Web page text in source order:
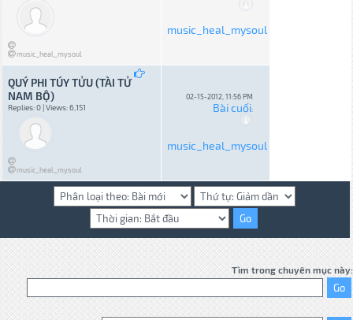
music_heal_mysoul
music_heal_mysoul
QUÝ PHI TÚY TỬU (TÀI TỬ
NAM BỘ)
Replies: 0 | Views: 6,151
music_heal_mysoul
02-15-2012, 11:56 PM
Bài cuối:
music_heal_mysoul
Tìm trong chuyên mục này: